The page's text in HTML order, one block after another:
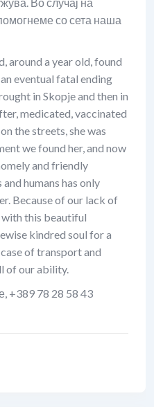
со сета наша
around a year old, found
eventual fatal ending
in Skopje and then in
medicated, vaccinated
the streets, she was
we found her, and now
and friendly
humans has only
Because of our lack of
this beautiful
kindred soul for a
of transport and
of our ability.
+389 78 28 58 43